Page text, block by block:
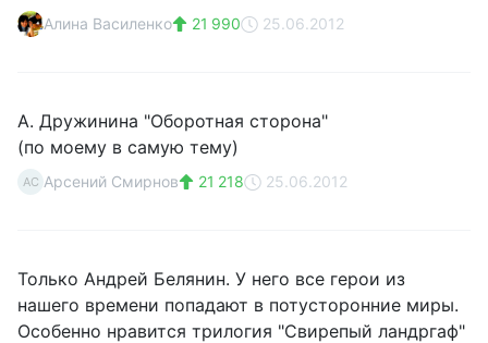
Алина Василенко 21 990 25.06.2012
А. Дружинина "Оборотная сторона"
(по моему в самую тему)
АС Арсений Смирнов 21 218 25.06.2012
Только Андрей Белянин. У него все герои из
нашего времени попадают в потусторонние миры.
Особенно нравится трилогия "Свирепый ландргаф"